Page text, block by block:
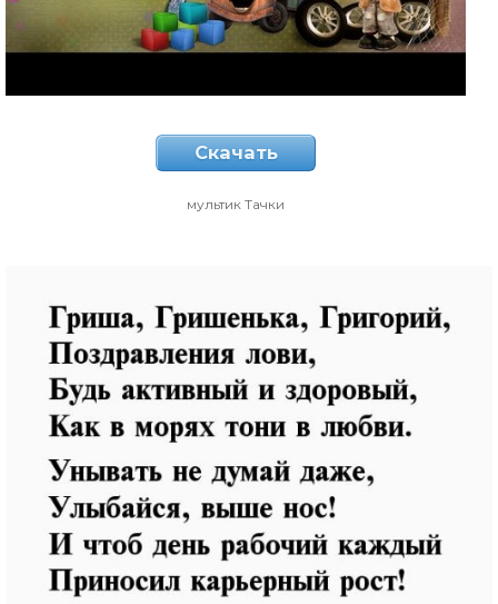
Скачать
мультик Тачки